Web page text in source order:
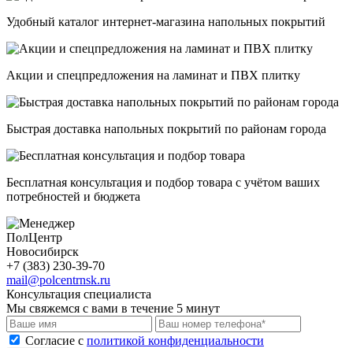
Удобный каталог интернет-магазина напольных покрытий
Акции и спецпредложения на ламинат и ПВХ плитку
Быстрая доставка напольных покрытий по районам города
Бесплатная консультация и подбор товара с учётом ваших
потребностей и бюджета
ПолЦентр
Новосибирск
+7 (383) 230-39-70
mail@polcentrnsk.ru
Консультация специалиста
Мы свяжемся с вами в течение 5 минут
Cогласие с политикой конфиденциальности